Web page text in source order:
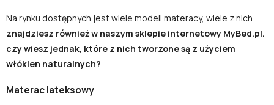
Na rynku dostępnych jest wiele modeli materacy, wiele z nich
znajdziesz również w naszym sklepie internetowy MyBed.pl.
czy wiesz jednak, które z nich tworzone są z użyciem
włókien naturalnych?
Materac lateksowy